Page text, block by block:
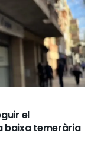
el
baixa temerària